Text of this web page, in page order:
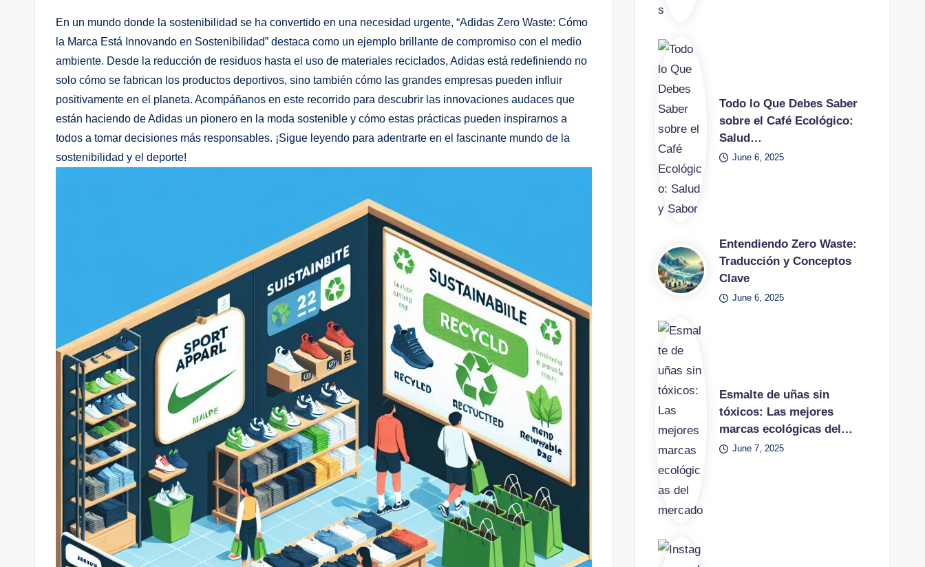
En un ⁢mundo donde la⁤ sostenibilidad se‍ ha convertido en una necesidad urgente, “Adidas⁤ Zero Waste:⁢ Cómo
la Marca ​Está Innovando⁢ en Sostenibilidad” destaca⁢ como un ejemplo brillante‌ de compromiso con ‌el medio
ambiente. ⁣Desde ‍la​ reducción de residuos hasta el⁢ uso de ⁢materiales reciclados, Adidas está redefiniendo ⁣no
⁢solo cómo se fabrican los productos deportivos, sino también cómo las grandes empresas pueden⁣ influir
positivamente en el planeta.‍ Acompáñanos en este recorrido para descubrir las innovaciones audaces que
están haciendo de​ Adidas un pionero en la moda sostenible y cómo​ estas prácticas pueden inspirarnos⁤ a
todos a tomar decisiones ⁤más responsables. ¡Sigue leyendo ⁤para adentrarte en el fascinante​ mundo​ de la
sostenibilidad y el‍ deporte!
Todo lo Que Debes Saber
sobre el Café Ecológico:
Salud…
June 6, 2025
Entendiendo Zero Waste:
Traducción y Conceptos
Clave
June 6, 2025
Esmalte de uñas sin
tóxicos: Las mejores
marcas ecológicas del…
June 7, 2025